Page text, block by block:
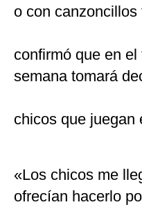
o con
confirmó que en
semana tomará
chicos que juegan
«Los chicos me
ofrecían hacerlo